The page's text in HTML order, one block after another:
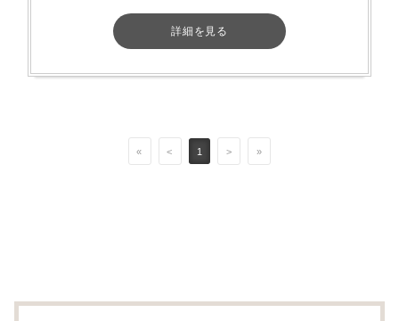
詳細を見る
« < 1 > »